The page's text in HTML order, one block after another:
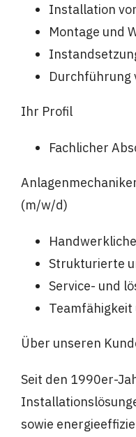
Installation
Montage und
Durchführung
Ihr Profil
Fachlicher
(m/w/d)
Strukturierte
Service- und
Über unseren
Seit den 1990er-
sowie